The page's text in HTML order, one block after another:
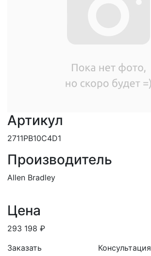
Артикул
2711PB10C4D1
Производитель
Allen Bradley
Цена
293 198 ₽
Заказать
Консультация